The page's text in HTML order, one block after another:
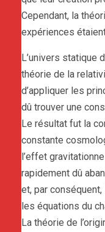
Cependant, la
expériences
L’univers statique
théorie de la
d’appliquer les
dû trouver une
Le résultat fut la
constante
l’effet
rapidement dû
et, par
les équations du
La théorie de